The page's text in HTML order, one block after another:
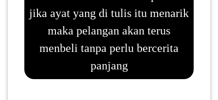
jika ayat yang di tulis itu menarik
maka pelangan akan terus
menbeli tanpa perlu bercerita
panjang
SABAH(0)
SARAWAK(2)